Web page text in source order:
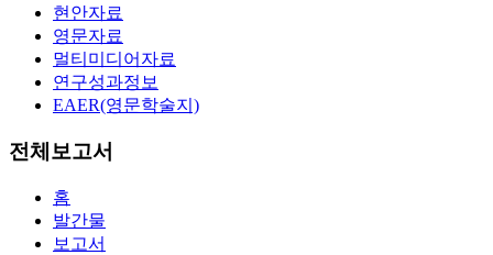
현안자료
영문자료
멀티미디어자료
연구성과정보
EAER(영문학술지)
전체보고서
홈
발간물
보고서